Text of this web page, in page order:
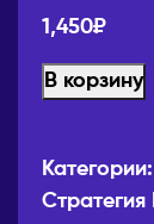
1,450₽
В корзину
Категории:
Стратегия